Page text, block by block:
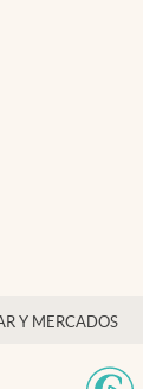
Y MERCADOS